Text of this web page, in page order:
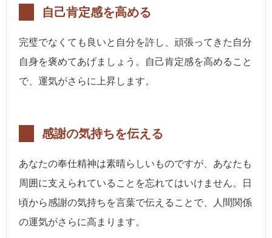
自己肯定感を高める
完璧でなくても良いと自分を許し、頑張ってきた自分
自身を褒めてあげましょう。自己肯定感を高めること
で、運気がさらに上昇します。
感謝の気持ちを伝える
あなたの奉仕精神は素晴らしいものですが、あなたも
周囲に支えられていることを忘れてはいけません。日
頃から感謝の気持ちを言葉で伝えることで、人間関係
の運気がさらに高まります。